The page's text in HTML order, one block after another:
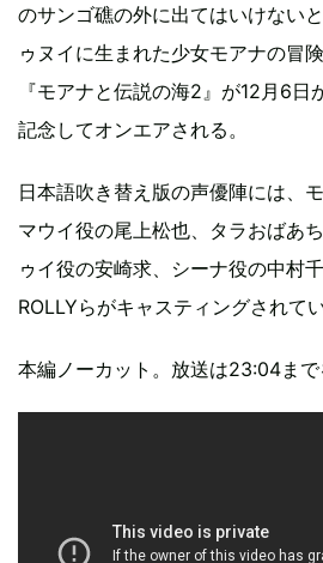
のサンゴ礁の外に出てはいけない
ゥヌイに生まれた少女モアナの冒
『モアナと伝説の海2』が12月6日
記念してオンエアされる。
日本語吹き替え版の声優陣には、
マウイ役の尾上松也、タラおばあ
ゥイ役の安崎求、シーナ役の中村
ROLLYらがキャスティングされてい
本編ノーカット。放送は23:04まで